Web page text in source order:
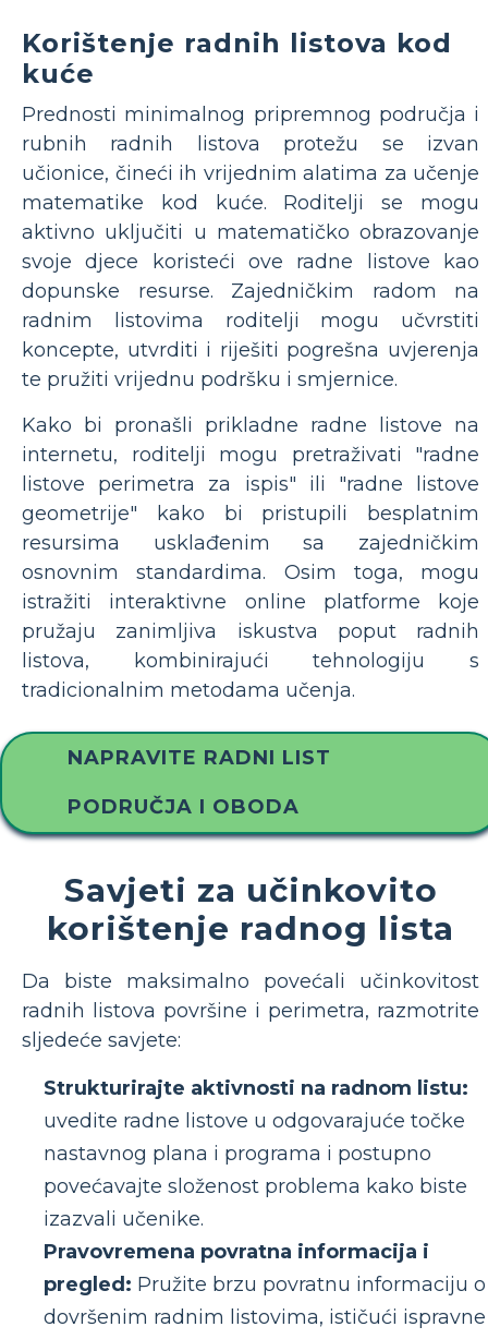
Korištenje radnih listova kod
kuće
Prednosti minimalnog pripremnog područja i
rubnih radnih listova protežu se izvan
učionice, čineći ih vrijednim alatima za učenje
matematike kod kuće. Roditelji se mogu
aktivno uključiti u matematičko obrazovanje
svoje djece koristeći ove radne listove kao
dopunske resurse. Zajedničkim radom na
radnim listovima roditelji mogu učvrstiti
koncepte, utvrditi i riješiti pogrešna uvjerenja
te pružiti vrijednu podršku i smjernice.
Kako bi pronašli prikladne radne listove na
internetu, roditelji mogu pretraživati ​​"radne
listove perimetra za ispis" ili "radne listove
geometrije" kako bi pristupili besplatnim
resursima usklađenim sa zajedničkim
osnovnim standardima. Osim toga, mogu
istražiti interaktivne online platforme koje
pružaju zanimljiva iskustva poput radnih
listova, kombinirajući tehnologiju s
tradicionalnim metodama učenja.
NAPRAVITE RADNI LIST
PODRUČJA I OBODA
Savjeti za učinkovito
korištenje radnog lista
Da biste maksimalno povećali učinkovitost
radnih listova površine i perimetra, razmotrite
sljedeće savjete:
Strukturirajte aktivnosti na radnom listu:
uvedite radne listove u odgovarajuće točke
nastavnog plana i programa i postupno
povećavajte složenost problema kako biste
izazvali učenike.
Pravovremena povratna informacija i
pregled: Pružite brzu povratnu informaciju o
dovršenim radnim listovima, ističući ispravne